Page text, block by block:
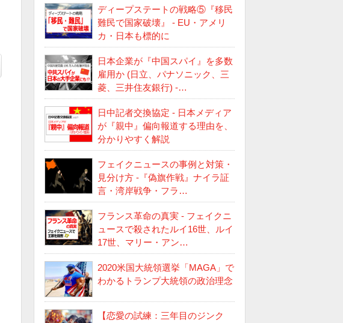
ディープステートの戦略⑤『移民
難民で国家破壊』 - EU・アメリ
カ・日本も標的に
日本企業が『中国スパイ』を多数
雇用か (日立、パナソニック、三
菱、三井住友銀行) -…
日中記者交換協定 - 日本メディア
が『親中』偏向報道する理由を、
分かりやすく解説
フェイクニュースの事例と対策・
見分け方 -『偽旗作戦』ナイラ証
言・湾岸戦争・フラ…
フランス革命の真実 - フェイクニ
ュースで殺されたルイ16世、ルイ
17世、マリー・アン…
2020米国大統領選挙「MAGA」で
わかるトランプ大統領の政治理念
【恋愛の試練：三年目のジンク